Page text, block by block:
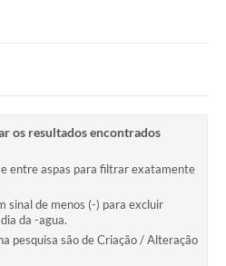
os resultados encontrados
entre aspas para filtrar exatamente
sinal de menos (-) para excluir
da -agua.
pesquisa são de Criação / Alteração